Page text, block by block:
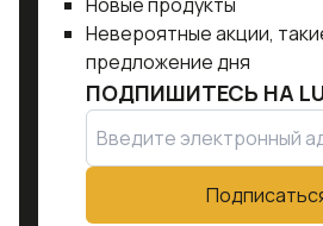
Невероятные акции,
предложение дня
ПОДПИШИТЕСЬ НА